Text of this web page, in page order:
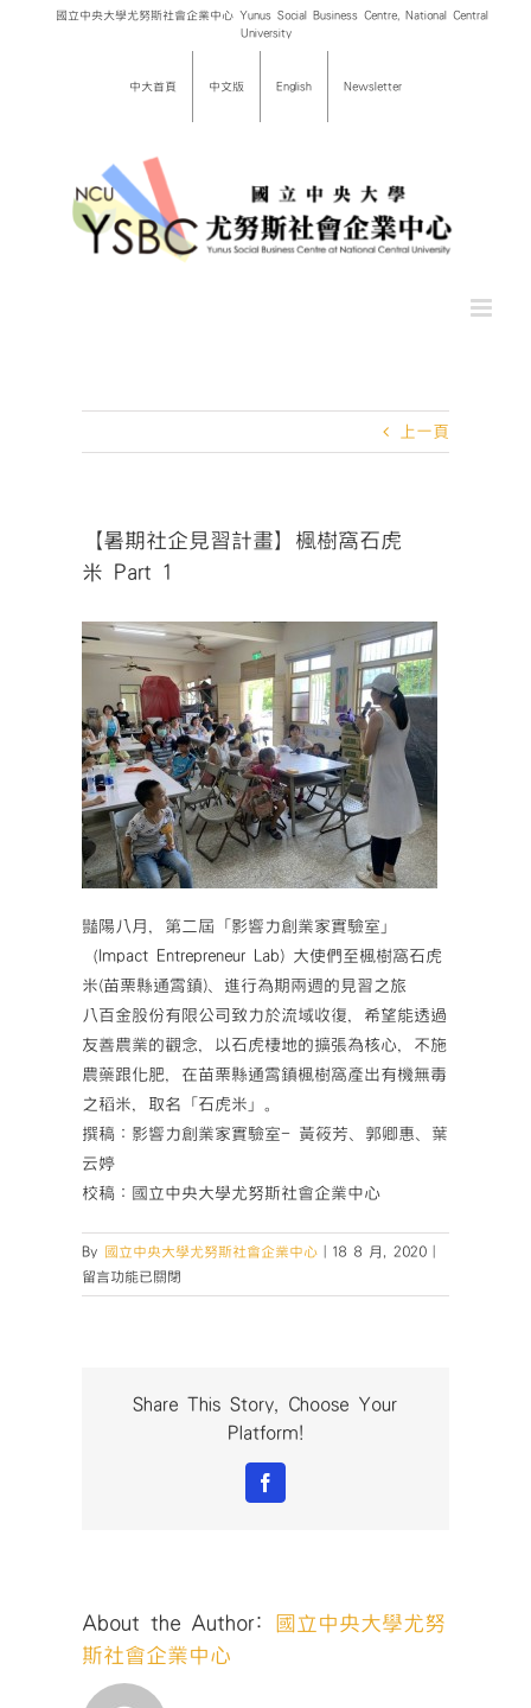
國立中央大學尤努斯社會企業中心 Yunus Social Business Centre, National Central
University
中大首頁 中文版 English Newsletter
上一頁
【暑期社企見習計畫】楓樹窩石虎
米 Part 1
豔陽八月，第二屆「影響力創業家實驗室」
（Impact Entrepreneur Lab) 大使們至楓樹窩石虎
米(苗栗縣通霄鎮)、進行為期兩週的見習之旅
八百金股份有限公司致力於流域收復，希望能透過
友善農業的觀念，以石虎棲地的擴張為核心，不施
農藥跟化肥，在苗栗縣通霄鎮楓樹窩產出有機無毒
之稻米，取名「石虎米」。
撰稿：影響力創業家實驗室- 黃筱芳、郭卿惠、葉
云婷
校稿：國立中央大學尤努斯社會企業中心
By 國立中央大學尤努斯社會企業中心 18 8 月, 2020
期
1〉
留言功能已關閉
Share This Story, Choose Your
Platform!
Facebook
About the Author:
國立中央大學尤努
斯社會企業中心